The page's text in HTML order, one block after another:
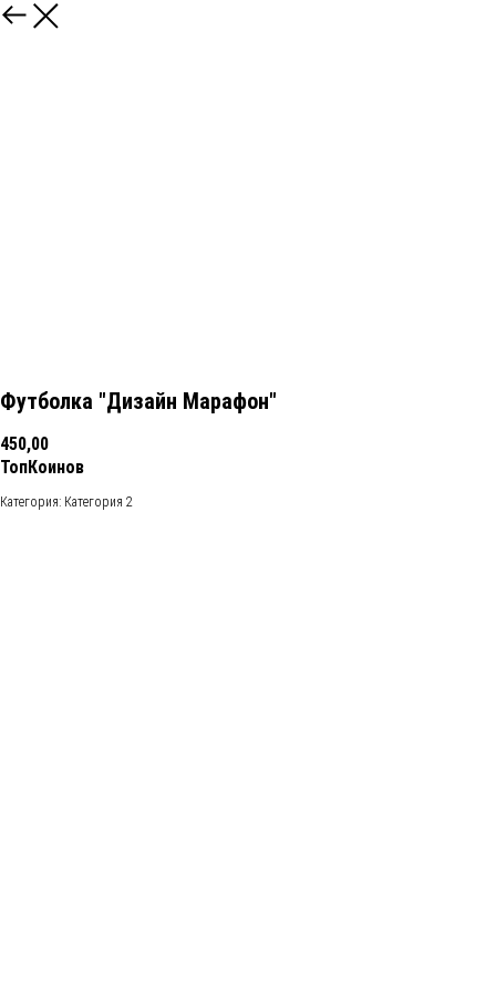
Футболка "Дизайн Марафон"
450,00
ТопКоинов
Категория: Категория 2